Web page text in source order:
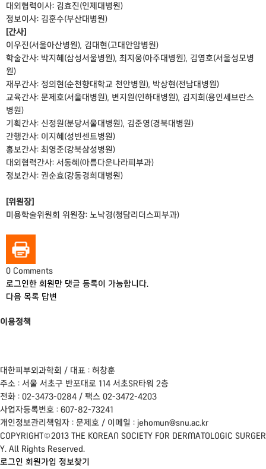
대외협력이사: 김효진(인제대병원)
정보이사: 김훈수(부산대병원)
[간사]
이우진(서울아산병원), 김대현(고대안암병원)
학술간사: 박지혜(삼성서울병원), 최지웅(아주대병원), 김영호(서울성모병
원)
재무간사: 정의현(순천향대학교 천안병원), 박상현(전남대병원)
교육간사: 문제호(서울대병원), 변지원(인하대병원), 김지희(용인세브란스
병원)
기획간사: 신정원(분당서울대병원), 김준영(경북대병원)
간행간사: 이지혜(성빈센트병원)
홍보간사: 최영준(강북삼성병원)
대외협력간사: 서동혜(아름다운나라피부과)
정보간사: 권순효(강동경희대병원)
[위원장]
미용학술위원회 위원장: 노낙경(청담리더스피부과)
0 Comments
로그인한 회원만 댓글 등록이 가능합니다.
다음 목록 답변
이용정책
대한피부외과학회 / 대표 : 허창훈
주소 : 서울 서초구 반포대로 114 서초SR타워 2층
전화 : 02-3473-0284 / 팩스 02-3472-4203
사업자등록번호 : 607-82-73241
개인정보관리책임자 : 문제호 / 이메일 : jehomun@snu.ac.kr
COPYRIGHT©2013 THE KOREAN SOCIETY FOR DERMATOLOGIC SURGER
Y. All Rights Reserved.
로그인 회원가입 정보찾기